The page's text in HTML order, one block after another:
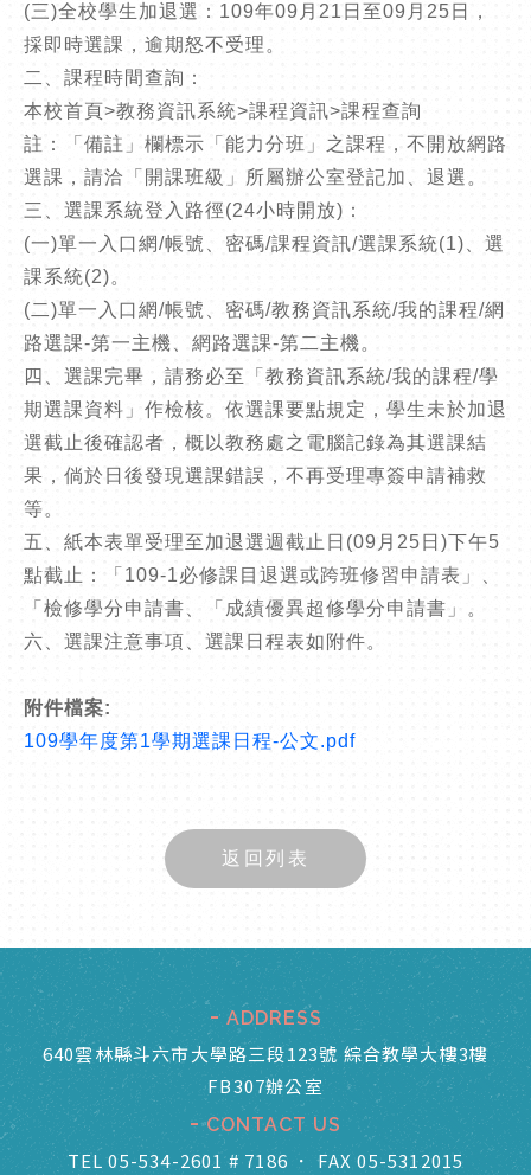
(三)全校學生加退選：109年09月21日至09月25日，
採即時選課，逾期怒不受理。
二、課程時間查詢：
本校首頁>教務資訊系統>課程資訊>課程查詢
註：「備註」欄標示「能力分班」之課程，不開放網路
選課，請洽「開課班級」所屬辦公室登記加、退選。
三、選課系統登入路徑(24小時開放)：
(一)單一入口網/帳號、密碼/課程資訊/選課系統(1)、選
課系統(2)。
(二)單一入口網/帳號、密碼/教務資訊系統/我的課程/網
路選課-第一主機、網路選課-第二主機。
四、選課完畢，請務必至「教務資訊系統/我的課程/學
期選課資料」作檢核。依選課要點規定，學生未於加退
選截止後確認者，概以教務處之電腦記錄為其選課結
果，倘於日後發現選課錯誤，不再受理專簽申請補救
等。
五、紙本表單受理至加退選週截止日(09月25日)下午5
點截止：「109-1必修課目退選或跨班修習申請表」、
「檢修學分申請書、「成績優異超修學分申請書」。
六、選課注意事項、選課日程表如附件。
附件檔案:
109學年度第1學期選課日程-公文.pdf
返回列表
ADDRESS
640雲林縣斗六市大學路三段123號 綜合教學大樓3樓
FB307辦公室
CONTACT US
TEL 05-534-2601 # 7186 ． FAX 05-5312015